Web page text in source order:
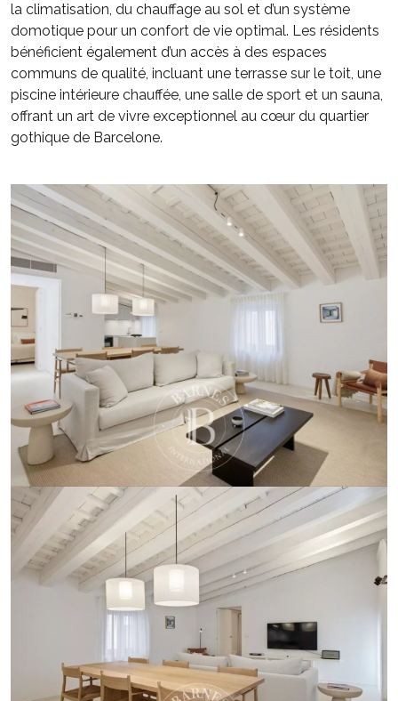
la climatisation, du chauffage au sol et d’un système
domotique pour un confort de vie optimal. Les résidents
bénéficient également d’un accès à des espaces
communs de qualité, incluant une terrasse sur le toit, une
piscine intérieure chauffée, une salle de sport et un sauna,
offrant un art de vivre exceptionnel au cœur du quartier
gothique de Barcelone.